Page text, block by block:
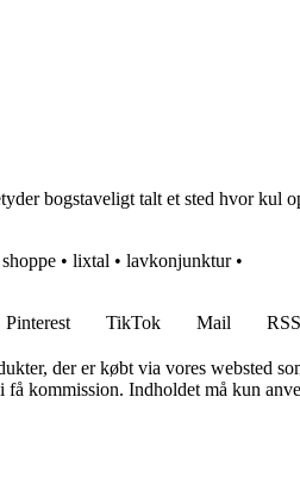
bogstaveligt talt et sted hvor kul
shoppe • lixtal • lavkonjunktur•
Pinterest TikTok Mail
RSS
der er købt via vores websted
kommission. Indholdet må kun